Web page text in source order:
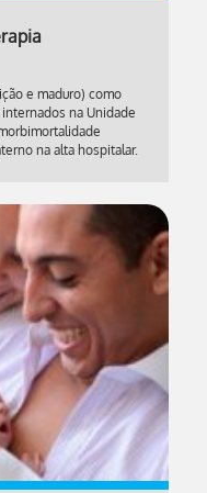
e maduro) como
na Unidade
na alta hospitalar.